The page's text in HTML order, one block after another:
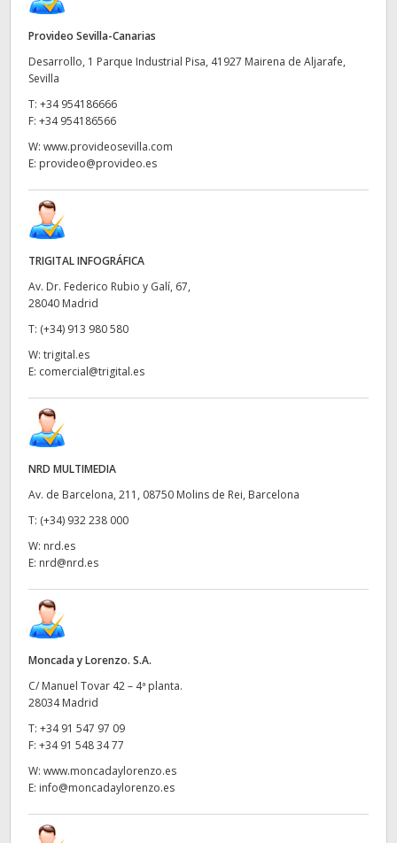
Provideo Sevilla-Canarias
Desarrollo, 1 Parque Industrial Pisa, 41927 Mairena de Aljarafe,
Sevilla
T: +34 954186666
F: +34 954186566
W: www.provideosevilla.com
E: provideo@provideo.es
TRIGITAL INFOGRÁFICA
Av. Dr. Federico Rubio y Galí, 67,
28040 Madrid
T: (+34) 913 980 580
W: trigital.es
E: comercial@trigital.es
NRD MULTIMEDIA
Av. de Barcelona, 211, 08750 Molins de Rei, Barcelona
T: (+34) 932 238 000
W: nrd.es
E: nrd@nrd.es
Moncada y Lorenzo. S.A.
C/ Manuel Tovar 42 – 4ª planta.
28034 Madrid
T: +34 91 547 97 09
F: +34 91 548 34 77
W: www.moncadaylorenzo.es
E: info@moncadaylorenzo.es